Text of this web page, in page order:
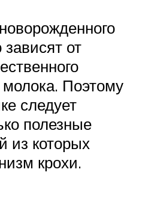
от
молока. Поэтому
следует
полезные
из которых
крохи.